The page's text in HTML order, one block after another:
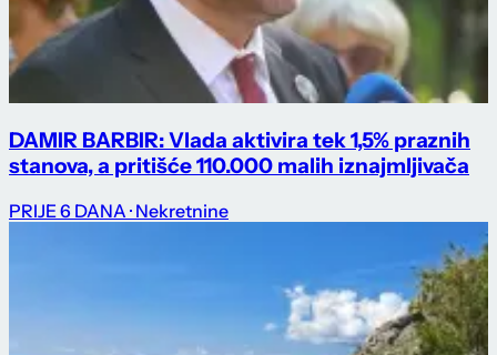
DAMIR BARBIR: Vlada aktivira tek 1,5% praznih
stanova, a pritišće 110.000 malih iznajmljivača
PRIJE 6 DANA · Nekretnine